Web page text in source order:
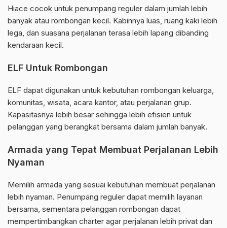
Hiace cocok untuk penumpang reguler dalam jumlah lebih
banyak atau rombongan kecil. Kabinnya luas, ruang kaki lebih
lega, dan suasana perjalanan terasa lebih lapang dibanding
kendaraan kecil.
ELF Untuk Rombongan
ELF dapat digunakan untuk kebutuhan rombongan keluarga,
komunitas, wisata, acara kantor, atau perjalanan grup.
Kapasitasnya lebih besar sehingga lebih efisien untuk
pelanggan yang berangkat bersama dalam jumlah banyak.
Armada yang Tepat Membuat Perjalanan Lebih
Nyaman
Memilih armada yang sesuai kebutuhan membuat perjalanan
lebih nyaman. Penumpang reguler dapat memilih layanan
bersama, sementara pelanggan rombongan dapat
mempertimbangkan charter agar perjalanan lebih privat dan